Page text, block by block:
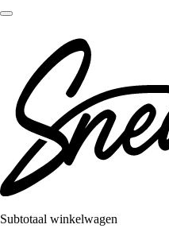
Subtotaal winkelwagen